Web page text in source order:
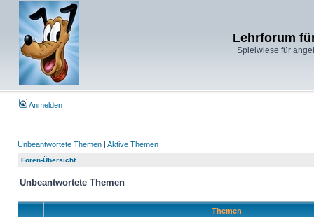
Lehrforum
Spielwiese für
Anmelden
Unbeantwortete Themen | Aktive Themen
Foren-Übersicht
Unbeantwortete Themen
Themen